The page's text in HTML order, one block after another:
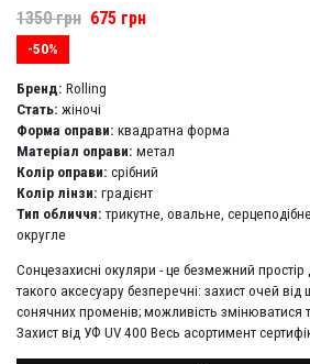
1350грн 675 грн
-50%
Бренд: Rolling
Стать: жіночі
Форма оправи: квадратна форма
Матеріал оправи: метал
Колір оправи: срібний
Колір лінзи: градієнт
Тип обличчя: трикутне, овальне,
округле
Сонцезахисні окуляри - це безмежний
такого аксесуару безперечні: захист очей від
сонячних променів; можливість змінюватися
Захист від УФ UV 400 Весь асортимент